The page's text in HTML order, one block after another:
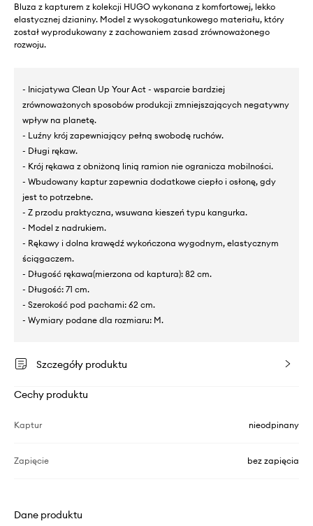
Bluza z kapturem z kolekcji HUGO wykonana z komfortowej, lekko
elastycznej dzianiny. Model z wysokogatunkowego materiału, który
został wyprodukowany z zachowaniem zasad zrównoważonego
rozwoju.
- Inicjatywa Clean Up Your Act - wsparcie bardziej
zrównoważonych sposobów produkcji zmniejszających negatywny
wpływ na planetę.
- Luźny krój zapewniający pełną swobodę ruchów.
- Długi rękaw.
- Krój rękawa z obniżoną linią ramion nie ogranicza mobilności.
- Wbudowany kaptur zapewnia dodatkowe ciepło i osłonę, gdy
jest to potrzebne.
- Z przodu praktyczna, wsuwana kieszeń typu kangurka.
- Model z nadrukiem.
- Rękawy i dolna krawędź wykończona wygodnym, elastycznym
ściągaczem.
- Długość rękawa(mierzona od kaptura): 82 cm.
- Długość: 71 cm.
- Szerokość pod pachami: 62 cm.
- Wymiary podane dla rozmiaru: M.
Szczegóły produktu
Cechy produktu
Kaptur nieodpinany
Zapięcie bez zapięcia
Dane produktu